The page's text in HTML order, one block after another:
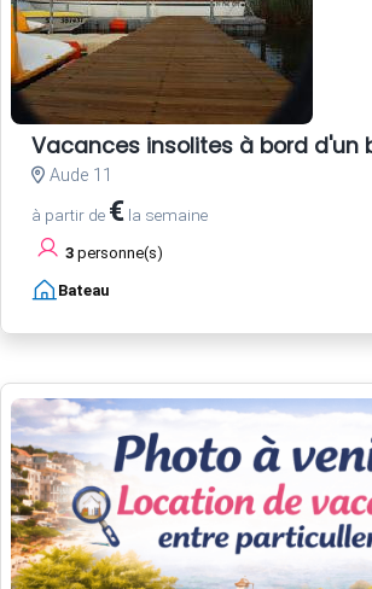
Vacances insolites à bord d'un
Aude 11
à partir de € la semaine
3 personne(s)
Bateau